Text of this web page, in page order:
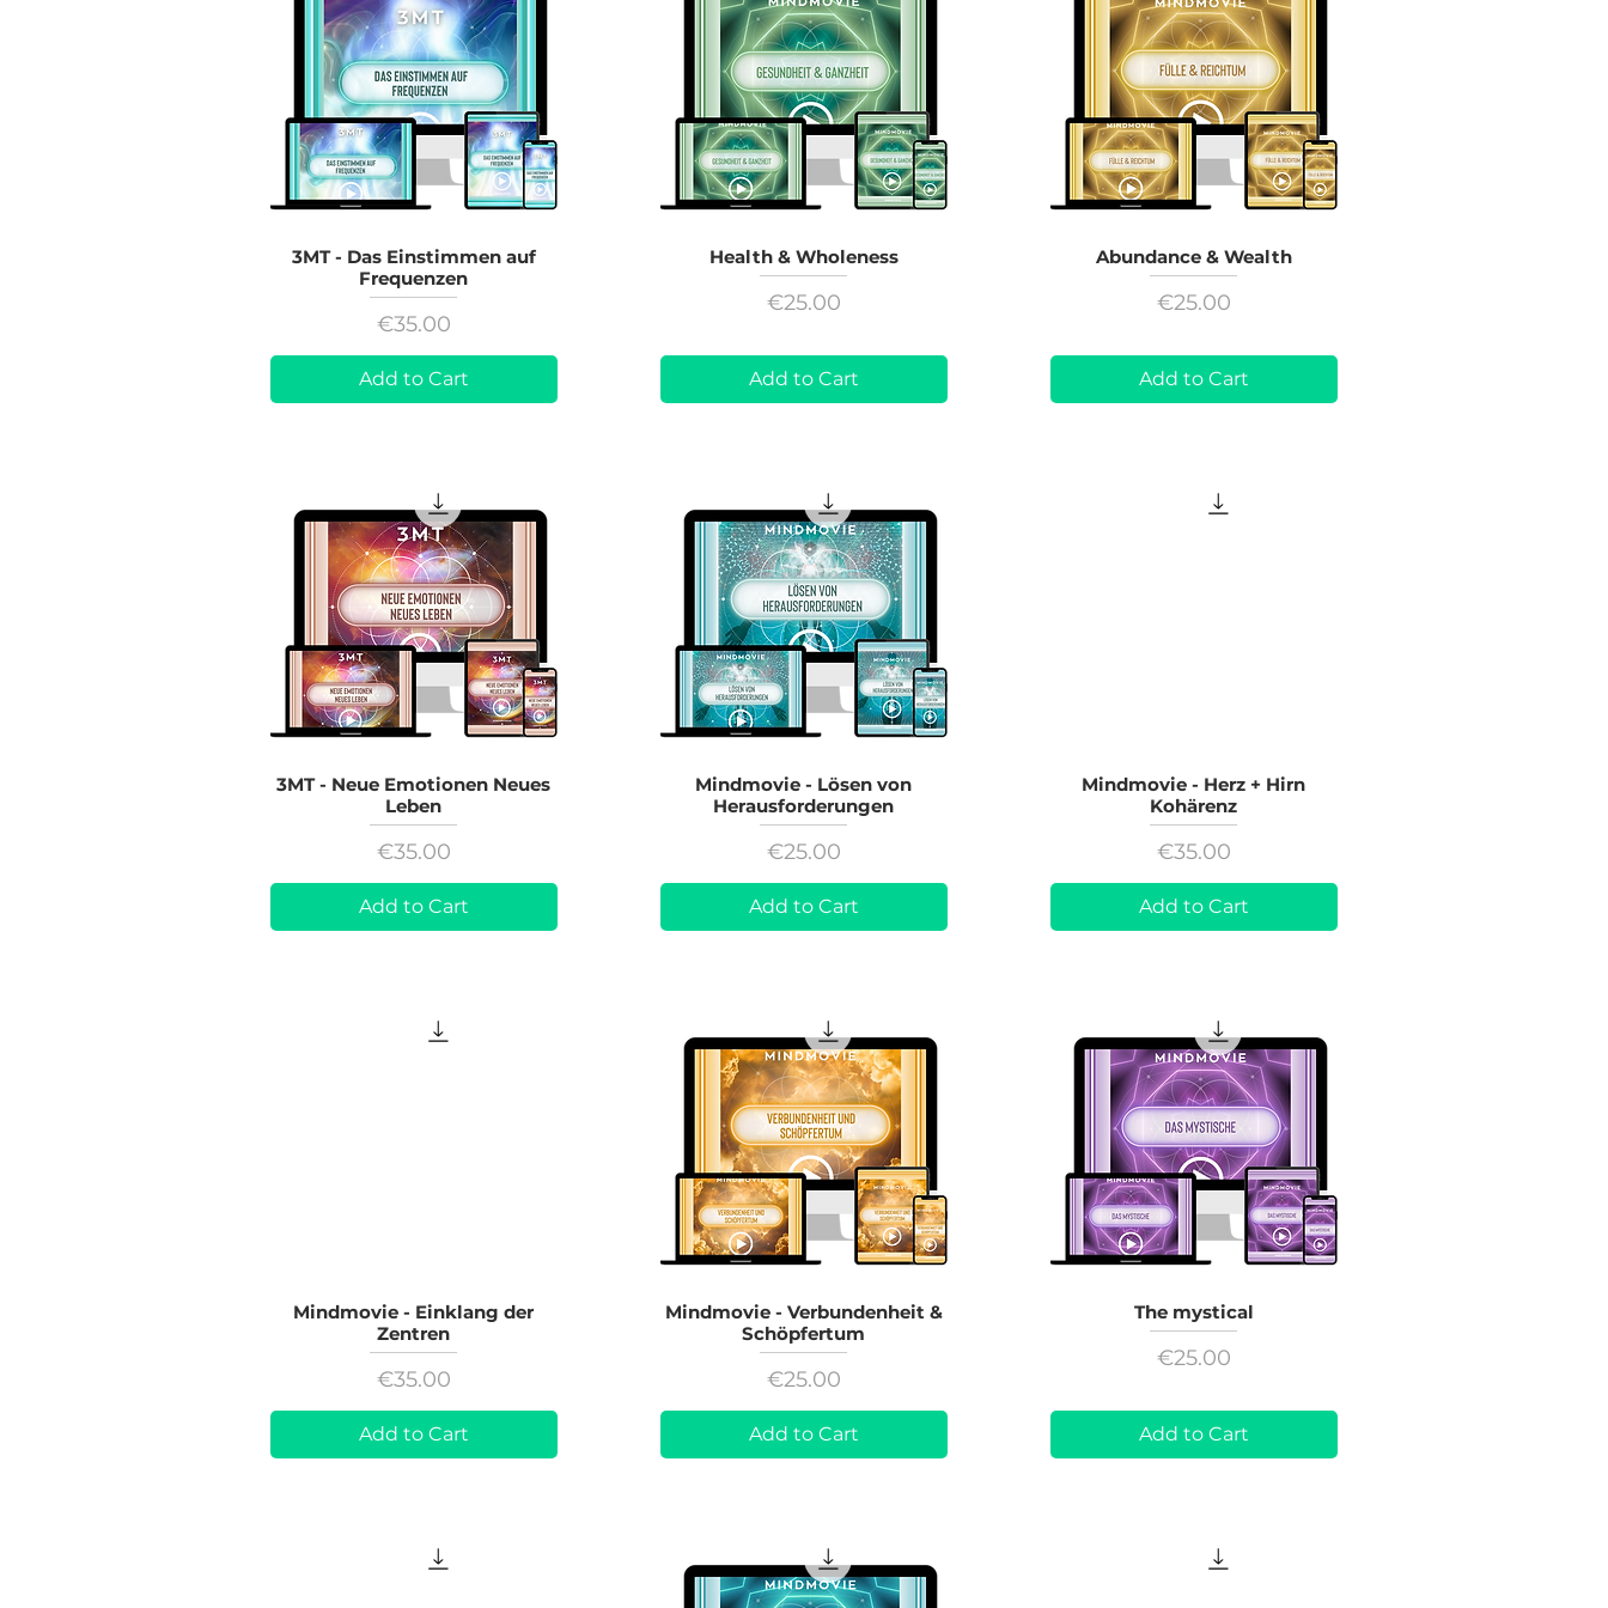
3MT - Das Einstimmen auf
Frequenzen
Price
€35.00
Add to Cart
Health & Wholeness
Price
€25.00
Add to Cart
Abundance & Wealth
Price
€25.00
Add to Cart
3MT - Neue Emotionen Neues
Leben
Price
€35.00
Add to Cart
Mindmovie - Lösen von
Herausforderungen
Price
€25.00
Add to Cart
Mindmovie - Herz + Hirn
Kohärenz
Price
€35.00
Add to Cart
Mindmovie - Einklang der
Zentren
Price
€35.00
Add to Cart
Mindmovie - Verbundenheit &
Schöpfertum
Price
€25.00
Add to Cart
The mystical
Price
€25.00
Add to Cart